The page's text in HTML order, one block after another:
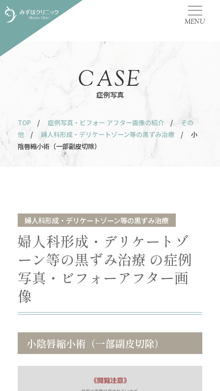
MENU
症例写真
CASE
TOP / 症例写真・ビフォー アフター画像の紹介 /
その
他
/ 婦人科形成・デリケートゾーン等の黒ずみ治療
/ 小
陰唇縮小術（一部副皮切除）
婦人科形成・デリケートゾーン等の黒ずみ治療
婦人科形成・デリケートゾ
ーン等の黒ずみ治療 の症例
写真・ビフォーアフター画
像
小陰唇縮小術（一部副皮切除）